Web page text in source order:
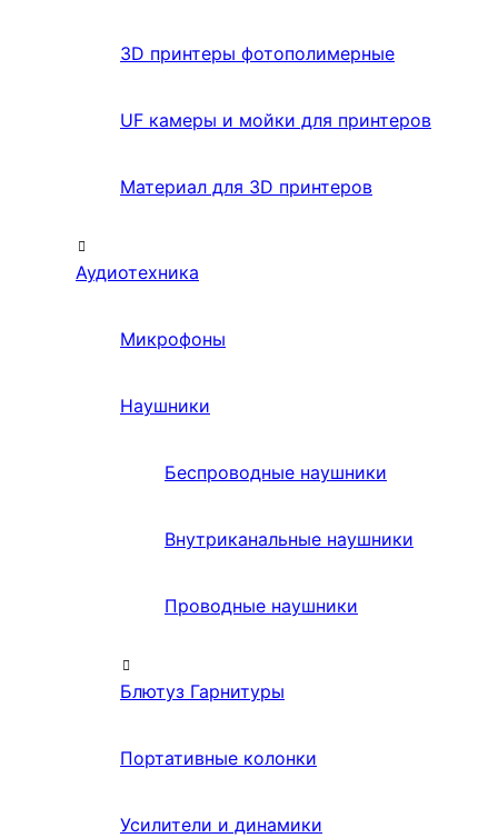
3D принтеры фотополимерные
UF камеры и мойки для принтеров
Материал для 3D принтеров
Аудиотехника
Микрофоны
Наушники
Беспроводные наушники
Внутриканальные наушники
Проводные наушники
Блютуз Гарнитуры
Портативные колонки
Усилители и динамики